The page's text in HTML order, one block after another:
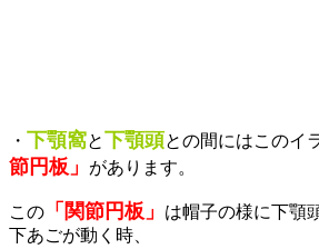
・ 下顎窩と下顎頭との間にはこのイ
節円板 」 があります。
この 「関節円板」
は帽子の様に下顎
下あごが動く時、